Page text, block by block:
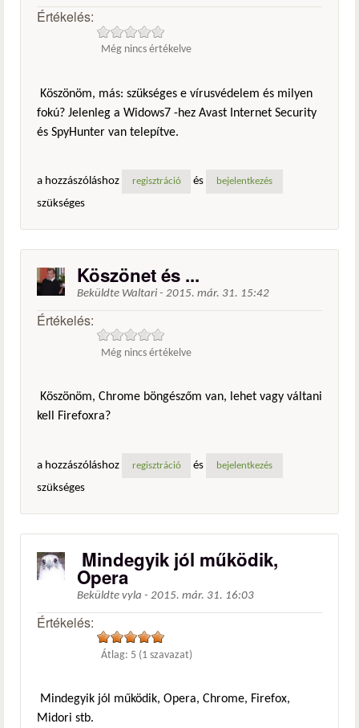
Értékelés:
Még nincs értékelve
Köszönöm, más: szükséges e vírusvédelem és milyen
fokú? Jelenleg a Widows7 -hez Avast Internet Security
és SpyHunter van telepítve.
a hozzászóláshoz regisztráció és bejelentkezés
szükséges
Köszönet és ...
Beküldte Waltari - 2015. már. 31. 15:42
Értékelés:
Még nincs értékelve
Köszönöm, Chrome böngészőm van, lehet vagy váltani
kell Firefoxra?
a hozzászóláshoz regisztráció és bejelentkezés
szükséges
Mindegyik jól működik,
Opera
Beküldte vyla - 2015. már. 31. 16:03
Értékelés:
Átlag: 5 (1 szavazat)
Mindegyik jól működik, Opera, Chrome, Firefox,
Midori stb.